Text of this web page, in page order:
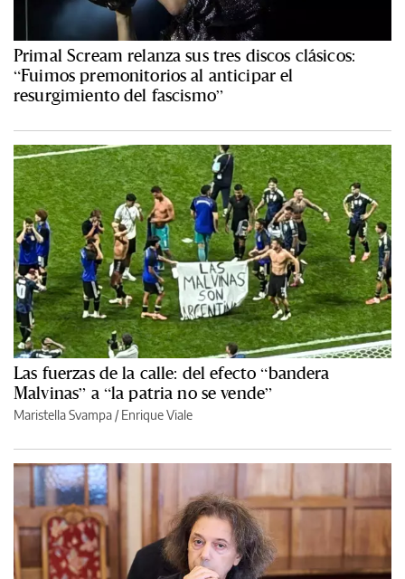
Primal Scream relanza sus tres discos clásicos:
“Fuimos premonitorios al anticipar el
resurgimiento del fascismo”
Las fuerzas de la calle: del efecto “bandera
Malvinas” a “la patria no se vende”
Maristella Svampa /Enrique Viale